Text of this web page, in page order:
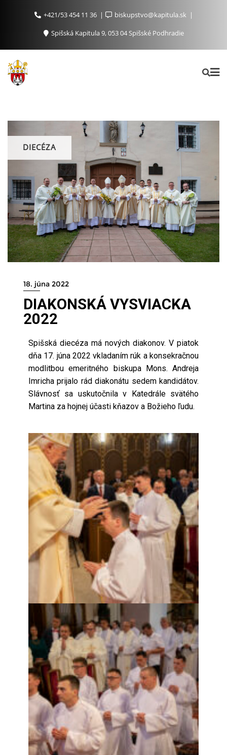
+421/53 454 11 36
biskupstvo@kapitula.sk
Spišská Kapitula 9, 053 04 Spišské Podhradie
DIECÉZA
18. júna 2022
DIAKONSKÁ VYSVIACKA
2022
Spišská diecéza má nových diakonov. V piatok
dňa 17. júna 2022 vkladaním rúk a konsekračnou
modlitbou emeritného biskupa Mons. Andreja
Imricha prijalo rád diakonátu sedem kandidátov.
Slávnosť sa uskutočnila v Katedrále svätého
Martina za hojnej účasti kňazov a Božieho ľudu.